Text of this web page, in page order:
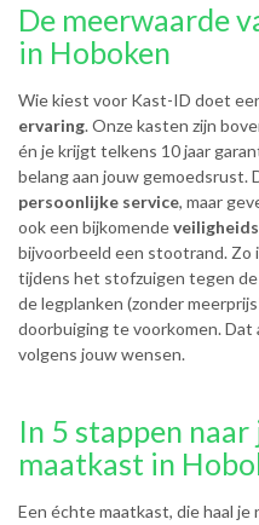
De meerwaarde
in Hoboken
Wie kiest voor Kast-ID doet
ervaring. Onze kasten zijn
én je krijgt telkens 10 jaar
belang aan jouw gemoedsrust.
persoonlijke service, maar
ook een bijkomende
bijvoorbeeld een stootrand. Zo
tijdens het stofzuigen tegen
de legplanken (zonder
doorbuiging te voorkomen. Dat
volgens jouw wensen.
In 5 stappen
maatkast in
Een échte maatkast, die haal